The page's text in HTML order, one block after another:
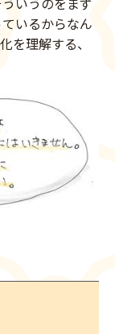
いるからなん
を理解する、